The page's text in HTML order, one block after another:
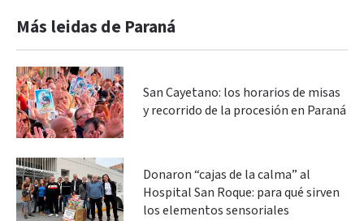
Más leidas de Paraná
San Cayetano: los horarios de misas
y recorrido de la procesión en Paraná
Donaron “cajas de la calma” al
Hospital San Roque: para qué sirven
los elementos sensoriales